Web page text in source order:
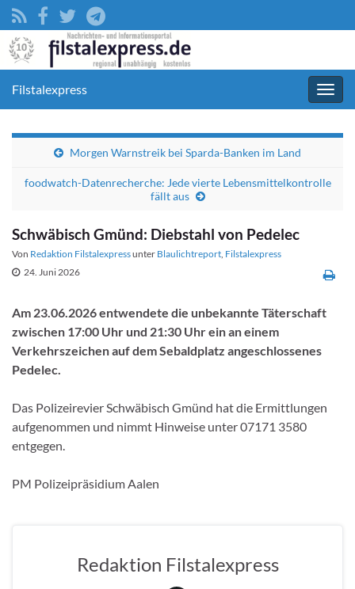
Filstalexpress
Morgen Warnstreik bei Sparda-Banken im Land
foodwatch-Datenrecherche: Jede vierte Lebensmittelkontrolle
fällt aus
Schwäbisch Gmünd: Diebstahl von Pedelec
Von Redaktion Filstalexpressunter Blaulichtreport, Filstalexpress
24. Juni 2026
Am 23.06.2026 entwendete die unbekannte Täterschaft
zwischen 17:00 Uhr und 21:30 Uhr ein an einem
Verkehrszeichen auf dem Sebaldplatz angeschlossenes
Pedelec.
Das Polizeirevier Schwäbisch Gmünd hat die Ermittlungen
aufgenommen und nimmt Hinweise unter 07171 3580
entgegen.
PM Polizeipräsidium Aalen
Redaktion Filstalexpress